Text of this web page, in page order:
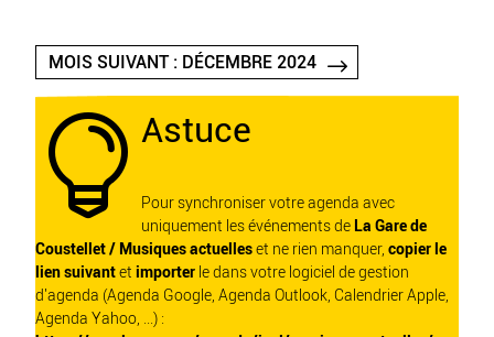
MOIS SUIVANT : DÉCEMBRE 2024
 Astuce
Pour synchroniser votre agenda avec
uniquement les événements de La Gare de
Coustellet / Musiques actuelleset ne rien manquer, copier le
lien suivantet importer le dans votre logiciel de gestion
d'agenda (Agenda Google, Agenda Outlook, Calendrier Apple,
Agenda Yahoo, ...) :